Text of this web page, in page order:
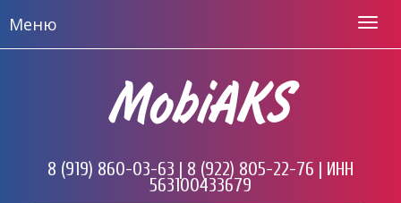
Меню
MobiAKS
8 (919) 860-03-63 | 8 (922) 805-22-76 | ИНН
563100433679